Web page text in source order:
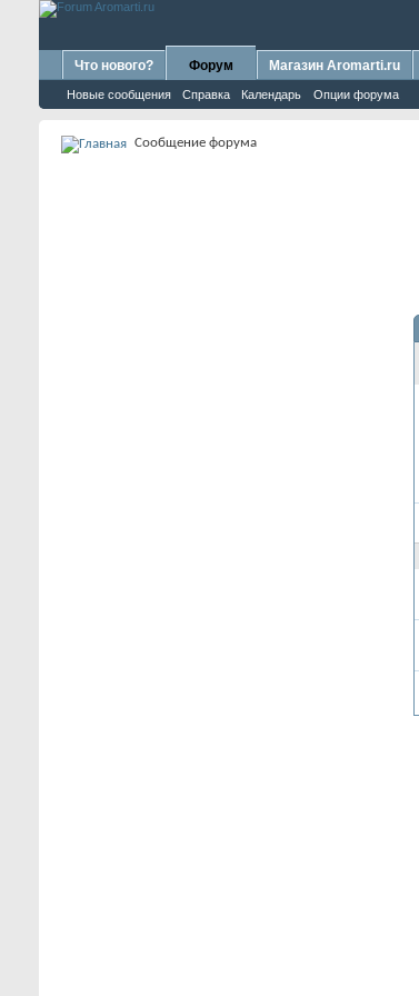
Что нового? Форум
Новые сообщения Справка Календарь Опции форума
Магазин Aromarti.ru
Сообщение форума